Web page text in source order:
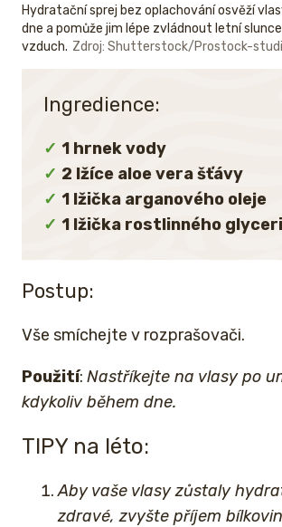
Hydratační sprej bez oplachování osvěží
dne a pomůže jim lépe zvládnout letní
vzduch. Zdroj: Shutterstock/Prostock-
Ingredience:
1 hrnek vody
2 lžíce aloe vera šťávy
1 lžička arganového oleje
1 lžička rostlinného
Postup:
Vše smíchejte v rozprašovači.
Použití: Nastříkejte na vlasy po
kdykoliv během dne.
TIPY na léto:
Aby vaše vlasy zůstaly
zdravé, zvyšte příjem